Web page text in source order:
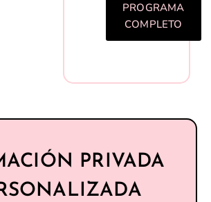
PROGRAMA
COMPLETO
PRIVADA